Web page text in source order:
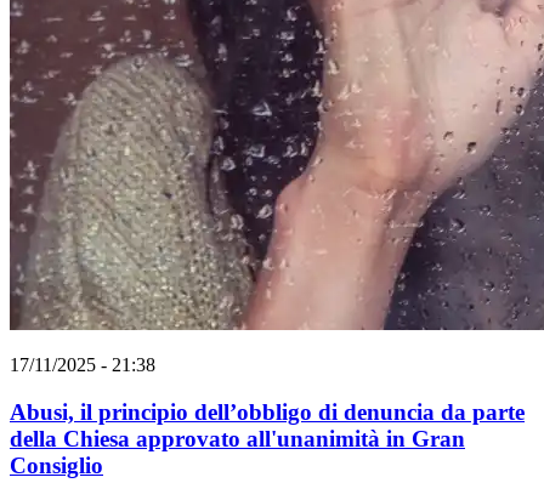
17/11/2025 - 21:38
Abusi, il principio dell’obbligo di denuncia da parte
della Chiesa approvato all'unanimità in Gran
Consiglio